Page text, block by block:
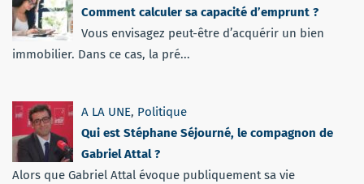
Comment calculer sa capacité d’emprunt ?
Vous envisagez peut-être d’acquérir un bien
immobilier. Dans ce cas, la pré...
A LA UNE, Politique
Qui est Stéphane Séjourné, le compagnon de
Gabriel Attal ?
Alors que Gabriel Attal évoque publiquement sa vie